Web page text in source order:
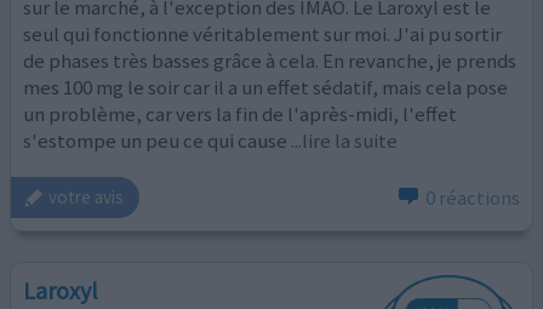
sur le marché, à l'exception des IMAO. Le Laroxyl est le
seul qui fonctionne véritablement sur moi. J'ai pu sortir
de phases très basses grâce à cela. En revanche, je prends
mes 100 mg le soir car il a un effet sédatif, mais cela pose
un problème, car vers la fin de l'après-midi, l'effet
s'estompe un peu ce qui cause ...lire la suite
votre avis 0 réactions
Laroxyl